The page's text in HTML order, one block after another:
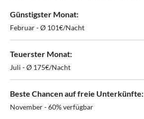
Günstigster Monat:
Februar - Ø 101€/Nacht
Teuerster Monat:
Juli - Ø 175€/Nacht
Beste Chancen auf freie Unterkünfte:
November - 60% verfügbar